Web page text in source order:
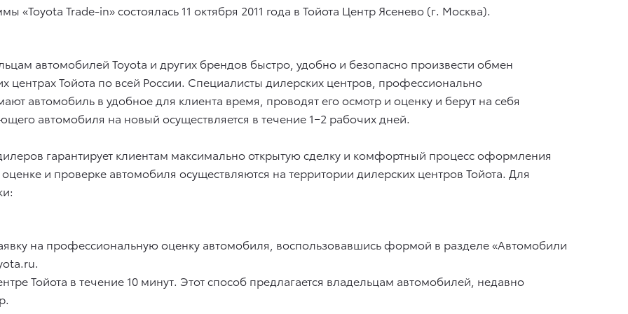
Trade-in» состоялась 11 октября 2011 года в Тойота Центр Ясенево (г. Москва).
автомобилей Toyota и других брендов быстро, удобно и безопасно произвести обмен
Тойота по всей России. Специалисты дилерских центров, профессионально
автомобиль в удобное для клиента время, проводят его осмотр и оценку и берут на себя
автомобиля на новый осуществляется в течение 1−2 рабочих дней.
гарантирует клиентам максимально открытую сделку и комфортный процесс оформления
и проверке автомобиля осуществляются на территории дилерских центров Тойота. Для
на профессиональную оценку автомобиля, воспользовавшись формой в разделе «Автомобили
Тойота в течение 10 минут. Этот способ предлагается владельцам автомобилей, недавно